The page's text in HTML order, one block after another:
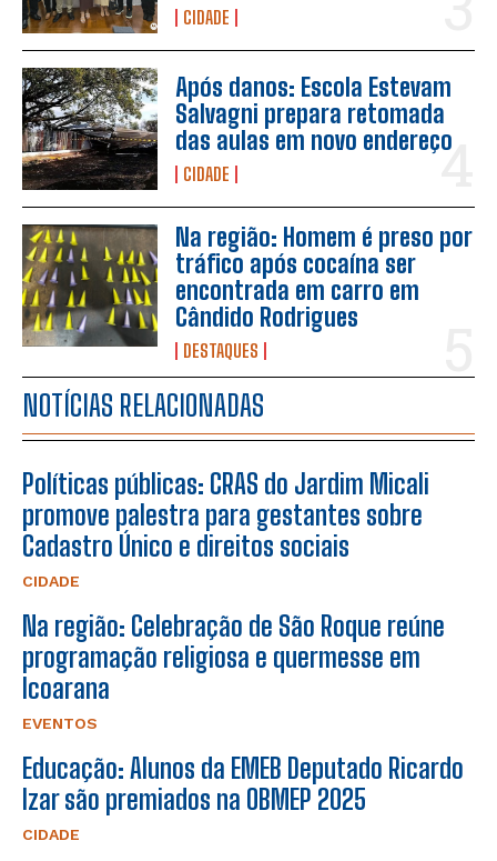
CIDADE
Após danos: Escola Estevam
Salvagni prepara retomada
das aulas em novo endereço
CIDADE
Na região: Homem é preso por
tráfico após cocaína ser
encontrada em carro em
Cândido Rodrigues
DESTAQUES
NOTÍCIAS RELACIONADAS
Políticas públicas: CRAS do Jardim Micali
promove palestra para gestantes sobre
Cadastro Único e direitos sociais
CIDADE
Na região: Celebração de São Roque reúne
programação religiosa e quermesse em
Icoarana
EVENTOS
Educação: Alunos da EMEB Deputado Ricardo
Izar são premiados na OBMEP 2025
CIDADE